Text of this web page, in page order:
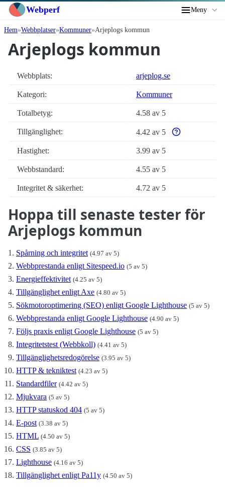
Webperf Meny
Hem Webbplatser Kommuner Arjeplogs kommun
Arjeplogs kommun
Webbplats: arjeplog.se
Kategori: Kommuner
Totalbetyg: 4.58 av 5
Tillgänglighet: 4.42 av 5
Varför enbart
Hastighet:
3.99 av 5
Webbstandard: 4.55 av 5
Integritet & säkerhet: 4.72 av 5
Hoppa till senaste tester för
Arjeplogs kommun
Spårning och integritet (4.97 av 5)
Webbprestanda enligt Sitespeed.io (5 av 5)
Energieffektivitet (4.25 av 5)
Tillgänglighet enligt Axe (4.80 av 5)
Sökmotoroptimering (SEO) enligt Google Lighthouse (5 av 5)
Webbprestanda enligt Google Lighthouse (4.90 av 5)
Följs praxis enligt Google Lighthouse (5 av 5)
Integritetstest (Webbkoll) (4.41 av 5)
Tillgänglighetsredogörelse (3.95 av 5)
HTTP & tekniktest (4.23 av 5)
Standardfiler (4.42 av 5)
Mjukvara (5 av 5)
HTTP statuskod 404 (5 av 5)
E-post (3.38 av 5)
HTML (4.50 av 5)
CSS (3.85 av 5)
Lighthouse (4.16 av 5)
Tillgänglighet enligt Pa11y (4.50 av 5)